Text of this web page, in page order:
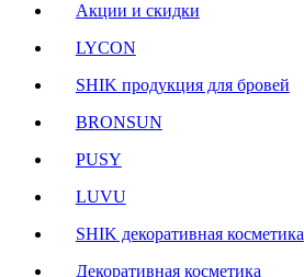
Акции и скидки
LYCON
SHIK продукция для бровей
BRONSUN
PUSY
LUVU
SHIK декоративная косметика
Декоративная косметика